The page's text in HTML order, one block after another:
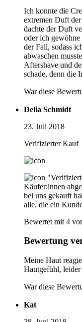
Ich konnte die
extremen Duft
dachte der Duft
oder ich
der Fall, sodass
abwaschen
Aftershave und
schade, denn die
War diese
Delia Schmidt
23. Juli 2018
Verifizierter Kauf
Käufer:innen
bei uns gekauft
alle, die ein
Bewertet mit 4
Bewertung
Meine Haut
Hautgefühl, leider
War diese
Kat